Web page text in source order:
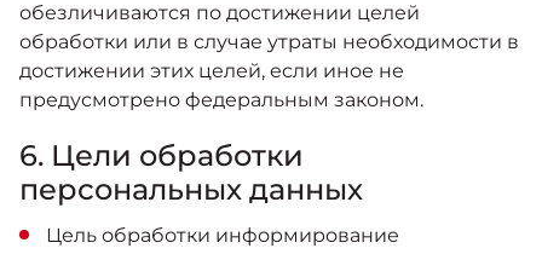
обезличиваются по достижении целей
обработки или в случае утраты необходимости в
достижении этих целей, если иное не
предусмотрено федеральным законом.
6. Цели обработки
персональных данных
Цель обработки информирование